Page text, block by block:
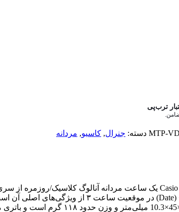
ترب‌پی
MTP- دسته: جنرال, کاسیو, مردانه